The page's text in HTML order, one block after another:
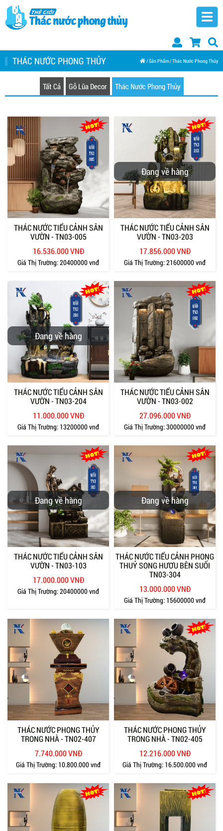
THÁC NƯỚC PHONG THỦY /Sản Phẩm/Thác Nước Phong Thủy
Tất Cả Gỗ Lũa Decor Thác Nước Phong Thủy
THÁC NƯỚC TIỂU CẢNH SÂN
VƯỜN - TN03-005
16.536.000 VNĐ
Giá Thị Trường:20400000 vnđ
Đang về hàng
THÁC NƯỚC TIỂU CẢNH SÂN
VƯỜN - TN03-203
17.856.000 VNĐ
Giá Thị Trường:21600000 vnđ
Đang về hàng
THÁC NƯỚC TIỂU CẢNH SÂN
VƯỜN - TN03-204
11.000.000 VNĐ
Giá Thị Trường: 13200000 vnđ
THÁC NƯỚC TIỂU CẢNH SÂN
VƯỜN - TN03-002
27.096.000 VNĐ
Giá Thị Trường:30000000 vnđ
Đang về hàng
THÁC NƯỚC TIỂU CẢNH SÂN
VƯỜN - TN03-103
17.000.000 VNĐ
Giá Thị Trường:20400000 vnđ
Đang về hàng
THÁC NƯỚC TIỂU CẢNH PHONG
THUỶ SONG HƯƠU BÊN SUỐI
TN03-304
13.000.000 VNĐ
Giá Thị Trường: 15600000 vnđ
THÁC NƯỚC PHONG THỦY
TRONG NHÀ - TN02-407
7.740.000 VNĐ
Giá Thị Trường: 10.800.000 vnđ
THÁC NƯỚC PHONG THỦY
TRONG NHÀ - TN02-405
12.216.000 VNĐ
Giá Thị Trường: 16.500.000 vnđ